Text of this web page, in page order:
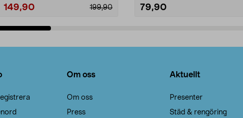
199,90
149,90 79,90
Om oss
Om oss
Press
Aktuellt
Presenter
Städ & rengöring